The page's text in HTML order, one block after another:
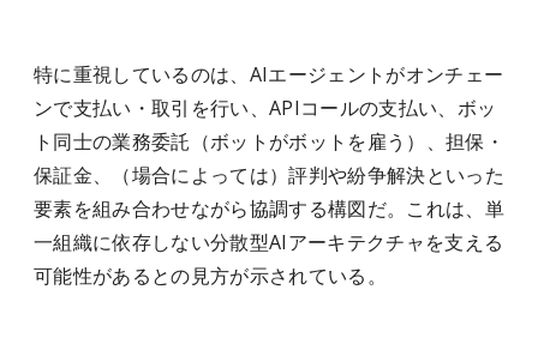
特に重視しているのは、AIエージェントがオンチェー
ンで支払い・取引を行い、APIコールの支払い、ボッ
ト同士の業務委託（ボットがボットを雇う）、担保・
保証金、（場合によっては）評判や紛争解決といった
要素を組み合わせながら協調する構図だ。これは、単
一組織に依存しない分散型AIアーキテクチャを支える
可能性があるとの見方が示されている。